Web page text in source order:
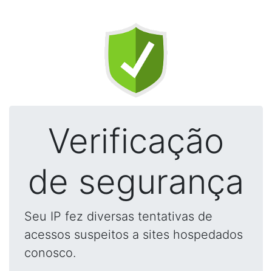
Verificação
de segurança
Seu IP fez diversas tentativas de
acessos suspeitos a sites hospedados
conosco.